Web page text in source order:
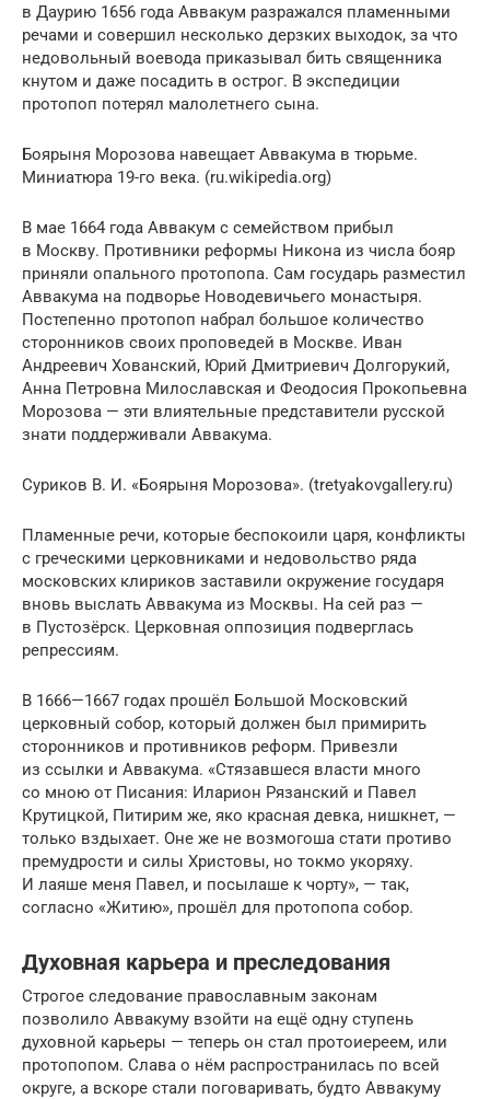
в Даурию 1656 года Аввакум разражался пламенными
речами и совершил несколько дерзких выходок, за что
недовольный воевода приказывал бить священника
кнутом и даже посадить в острог. В экспедиции
протопоп потерял малолетнего сына.
Боярыня Морозова навещает Аввакума в тюрьме.
Миниатюра 19-го века. (ru.wikipedia.org)
В мае 1664 года Аввакум с семейством прибыл
в Москву. Противники реформы Никона из числа бояр
приняли опального протопопа. Сам государь разместил
Аввакума на подворье Новодевичьего монастыря.
Постепенно протопоп набрал большое количество
сторонников своих проповедей в Москве. Иван
Андреевич Хованский, Юрий Дмитриевич Долгорукий,
Анна Петровна Милославская и Феодосия Прокопьевна
Морозова — эти влиятельные представители русской
знати поддерживали Аввакума.
Суриков В. И. «Боярыня Морозова». (tretyakovgallery.ru)
Пламенные речи, которые беспокоили царя, конфликты
с греческими церковниками и недовольство ряда
московских клириков заставили окружение государя
вновь выслать Аввакума из Москвы. На сей раз —
в Пустозёрск. Церковная оппозиция подверглась
репрессиям.
В 1666—1667 годах прошёл Большой Московский
церковный собор, который должен был примирить
сторонников и противников реформ. Привезли
из ссылки и Аввакума. «Стязавшеся власти много
со мною от Писания: Иларион Рязанский и Павел
Крутицкой, Питирим же, яко красная девка, нишкнет, —
только вздыхает. Оне же не возмогоша стати противо
премудрости и силы Христовы, но токмо укоряху.
И лаяше меня Павел, и посылаше к чорту», — так,
согласно «Житию», прошёл для протопопа собор.
Духовная карьера и преследования
Строгое следование православным законам
позволило Аввакуму взойти на ещё одну ступень
духовной карьеры — теперь он стал протоиереем, или
протопопом. Слава о нём распространилась по всей
округе, а вскоре стали поговаривать, будто Аввакуму